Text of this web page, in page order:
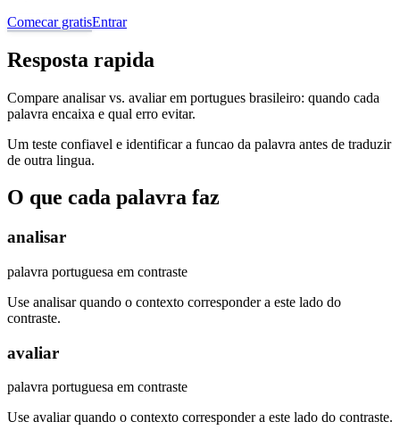
Comecar gratisEntrar
Resposta rapida
Compare analisar vs. avaliar em portugues brasileiro: quando cada
palavra encaixa e qual erro evitar.
Um teste confiavel e identificar a funcao da palavra antes de traduzir
de outra lingua.
O que cada palavra faz
analisar
palavra portuguesa em contraste
Use analisar quando o contexto corresponder a este lado do
contraste.
avaliar
palavra portuguesa em contraste
Use avaliar quando o contexto corresponder a este lado do contraste.